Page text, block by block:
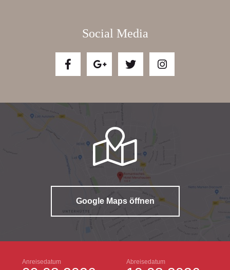
Social Media
Google Maps öffnen
Anreisedatum Abreisedatum